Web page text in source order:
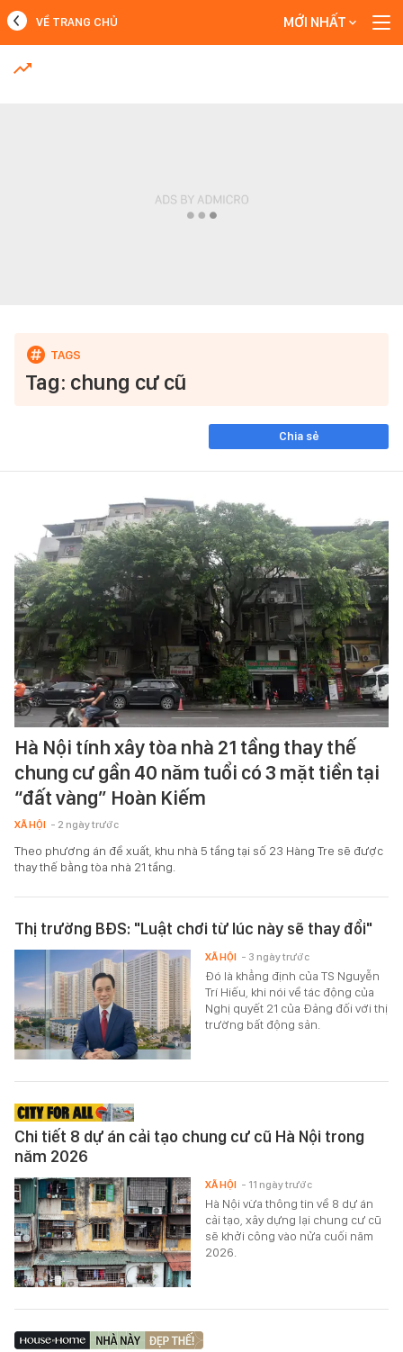
MỚI NHẤT
VỀ TRANG CHỦ MỚI NHẤT
Tag: chung cư cũ
Chia sẻ
Hà Nội tính xây tòa nhà 21 tầng thay thế
chung cư gần 40 năm tuổi có 3 mặt tiền tại
“đất vàng” Hoàn Kiếm
XÃ HỘI - 2 ngày trước
Theo phương án đề xuất, khu nhà 5 tầng tại số 23 Hàng Tre sẽ được
thay thế bằng tòa nhà 21 tầng.
Thị trường BĐS: "Luật chơi từ lúc này sẽ thay đổi"
Đó là khẳng định của TS Nguyễn
Trí Hiếu, khi nói về tác động của
Nghị quyết 21 của Đảng đối với thị
trường bất động sản.
XÃ HỘI - 3 ngày trước
Chi tiết 8 dự án cải tạo chung cư cũ Hà Nội trong
năm 2026
Hà Nội vừa thông tin về 8 dự án
cải tạo, xây dựng lại chung cư cũ
sẽ khởi công vào nửa cuối năm
2026.
XÃ HỘI - 11 ngày trước